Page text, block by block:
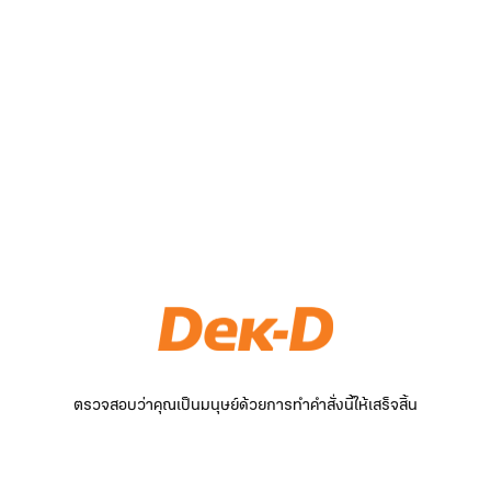
ตรวจสอบว่าคุณเป็นมนุษย์ด้วยการทำคำสั่งนี้ให้เสร็จสิ้น